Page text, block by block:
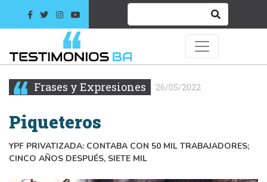
Frases y Expresiones 26/05/2022
Piqueteros
YPF PRIVATIZADA: CONTABA CON 50 MIL TRABAJADORES;
CINCO AÑOS DESPUÉS, SIETE MIL